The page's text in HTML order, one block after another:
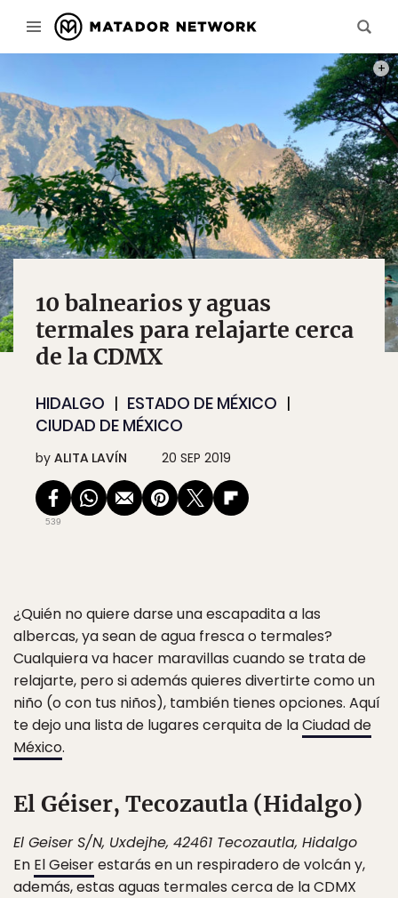
10 balnearios y aguas
termales para relajarte cerca
de la CDMX
HIDALGO
ESTADO DE MÉXICO
CIUDAD DE MÉXICO
by ALITA LAVÍN 20 SEP 2019
539
¿Quién no quiere darse una escapadita a las
albercas, ya sean de agua fresca o termales?
Cualquiera va hacer maravillas cuando se trata de
relajarte, pero si además quieres divertirte como un
niño (o con tus niños), también tienes opciones. Aquí
te dejo una lista de lugares cerquita de laCiudad de
México.
El Géiser, Tecozautla (Hidalgo)
El Geiser S/N, Uxdejhe, 42461 Tecozautla, Hidalgo
En El Geiserestarás en un respiradero de volcán y,
además, estas aguas termales cerca de la CDMX